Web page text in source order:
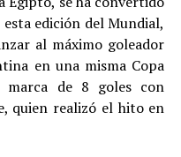
edición del Mundial,
al máximo goleador
en una misma Copa
marca de 8 goles con
quien realizó el hito en